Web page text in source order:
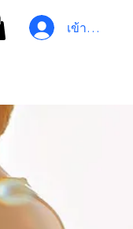
เข้าสู่ระบบ